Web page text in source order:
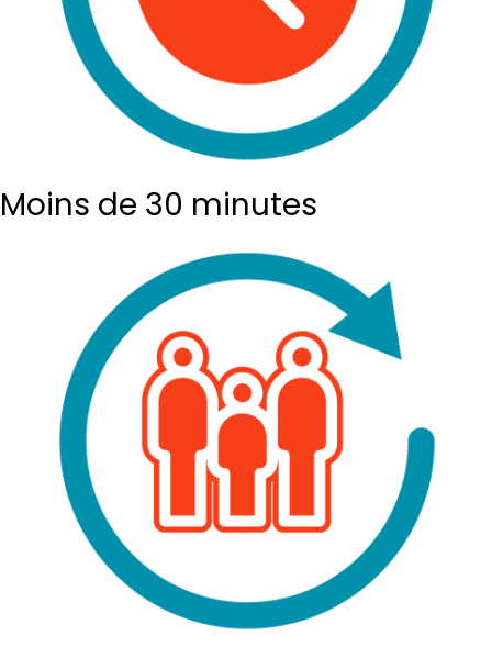
Moins de 30 minutes